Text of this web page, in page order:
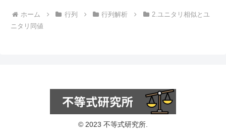
ホーム 行列 行列解析
2.ユニタリ相似とユ
ニタリ同値
© 2023 不等式研究所.